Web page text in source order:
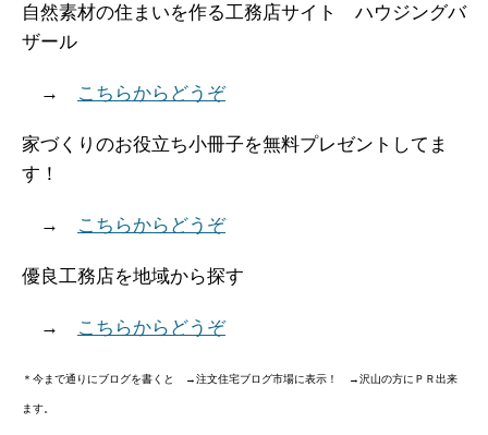
自然素材の住まいを作る工務店サイト ハウジングバ
ザール
→ こちらからどうぞ
家づくりのお役立ち小冊子を無料プレゼントしてま
す！
→ こちらからどうぞ
優良工務店を地域から探す
→ こちらからどうぞ
＊今まで通りにブログを書くと →注文住宅ブログ市場に表示！ →沢山の方にＰＲ出来
ます。